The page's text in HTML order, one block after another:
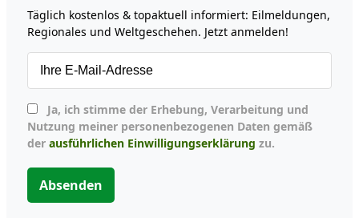
Täglich kostenlos & topaktuell informiert: Eilmeldungen,
Regionales und Weltgeschehen. Jetzt anmelden!
Nutzung meiner personenbezogenen Daten gemäß
der ausführlichen Einwilligungserklärung zu.
Absenden